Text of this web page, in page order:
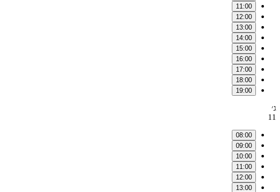
11:00
12:00
13:00
14:00
15:00
16:00
17:00
18:00
19:00
ג׳
11
08:00
09:00
10:00
11:00
12:00
13:00